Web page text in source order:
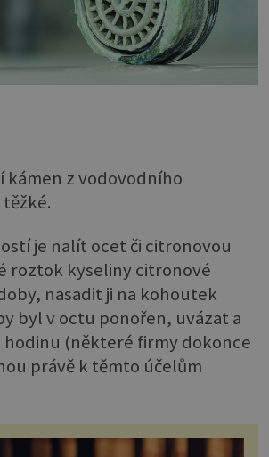
kámen z vodovodního
je nalít ocet či citronovou
roztok kyseliny citronové
nasadit ji na kohoutek
byl v octu ponořen, uvázat a
hodinu (některé firmy dokonce
právě k těmto účelům